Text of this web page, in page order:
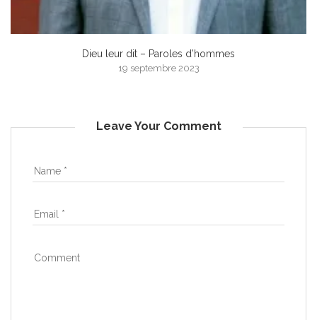
Dieu leur dit – Paroles d’hommes
19 septembre 2023
Leave Your Comment